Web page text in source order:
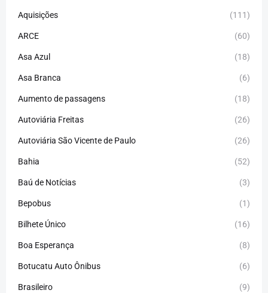
Aquisições (111)
ARCE (60)
Asa Azul (18)
Asa Branca (6)
Aumento de passagens (18)
Autoviária Freitas (26)
Autoviária São Vicente de Paulo (26)
Bahia (52)
Baú de Notícias (3)
Bepobus (1)
Bilhete Único (16)
Boa Esperança (8)
Botucatu Auto Ônibus (6)
Brasileiro (9)